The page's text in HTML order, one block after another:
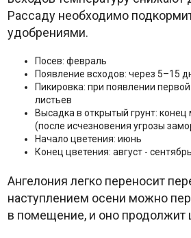
Рассаду необходимо
удобрениями.
Посев: февраль
Появление всходов: через 5–15
Пикировка: при появлении
листьев
Высадка в открытый грунт:
(после исчезновения угрозы
Начало цветения: июнь
Конец цветения: август - сентябрь
Ангелония легко переносит
наступлением осени можно
в помещение, и оно продолжит